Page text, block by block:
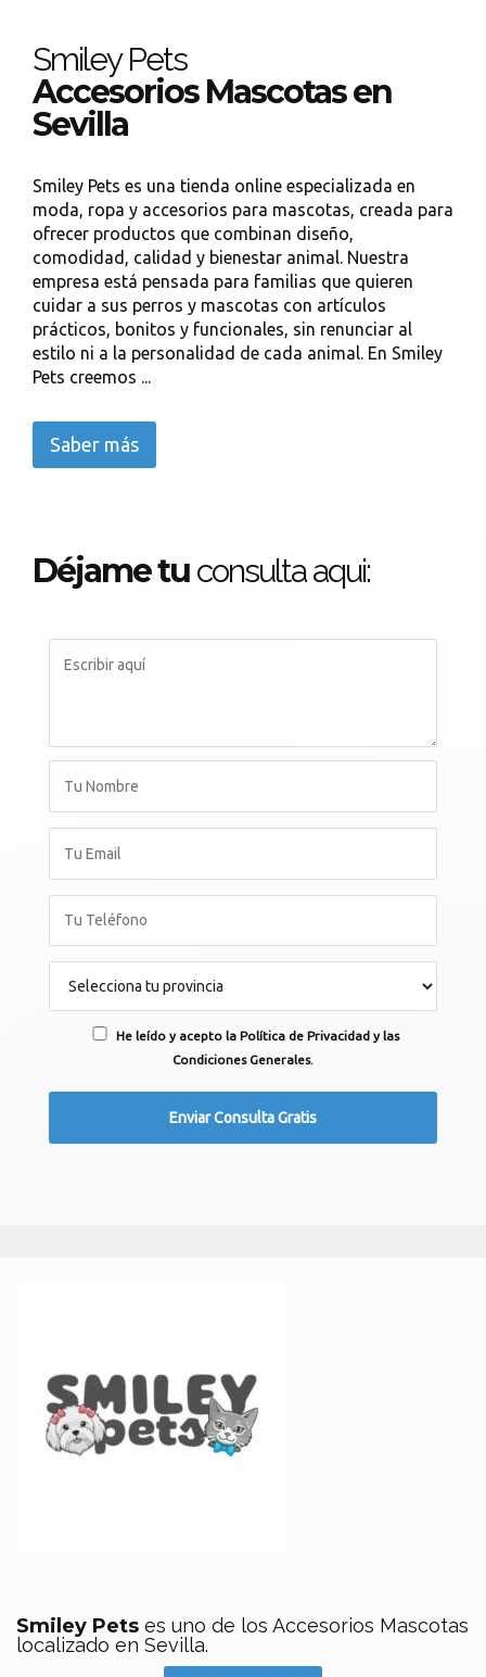
Smiley Pets
Accesorios Mascotas en
Sevilla
Smiley Pets es una tienda online especializada en
moda, ropa y accesorios para mascotas, creada para
ofrecer productos que combinan diseño,
comodidad, calidad y bienestar animal. Nuestra
empresa está pensada para familias que quieren
cuidar a sus perros y mascotas con artículos
prácticos, bonitos y funcionales, sin renunciar al
estilo ni a la personalidad de cada animal. En Smiley
Pets creemos ...
Saber más
Déjame tu consulta aqui:
He leído y acepto la Política de Privacidad y las
Condiciones Generales.
Smiley Pets es uno de los Accesorios Mascotas
localizado en Sevilla.